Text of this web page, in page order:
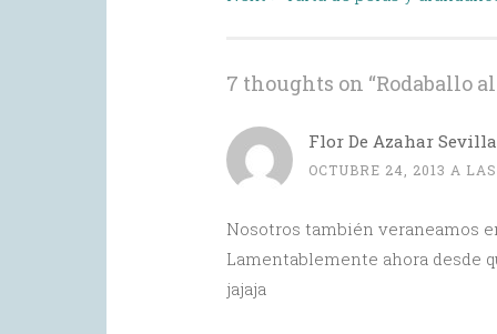
7 thoughts on “Rodaballo
Flor De Azahar Sevilla
OCTUBRE 24, 2013 A
Nosotros también veraneamos
Lamentablemente ahora desde
jajaja